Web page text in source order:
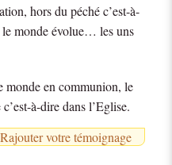
hors du péché c’est-à-
le monde évolue… les uns
monde en communion, le
à-dire dans l’Eglise.
Rajouter votre témoignage